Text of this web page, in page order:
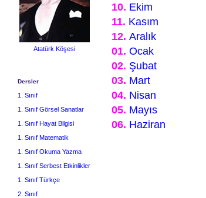
10. Ekim
11. Kasım
12. Aralık
01. Ocak
02. Şubat
03. Mart
04. Nisan
05. Mayıs
06. Haziran
Atatürk Köşesi
Dersler
1. Sınıf
1. Sınıf Görsel Sanatlar
1. Sınıf Hayat Bilgisi
1. Sınıf Matematik
1. Sınıf Okuma Yazma
1. Sınıf Serbest Etkinlikler
1. Sınıf Türkçe
2. Sınıf